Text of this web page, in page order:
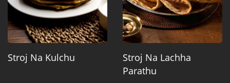
Stroj Na Kulchu
Stroj Na Lachha
Parathu